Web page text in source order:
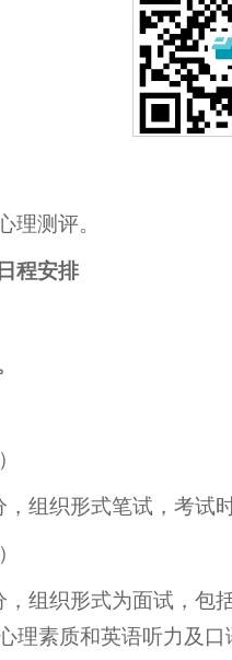
理测评。
程安排
组织形式笔试，考试
组织形式为面试，
理素质和英语听力及口